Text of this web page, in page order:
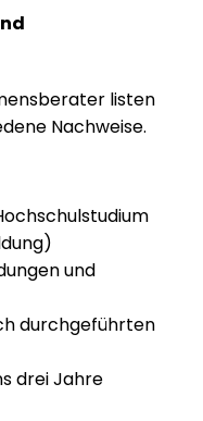
listen
Nachweise.
und
durchgeführten
drei Jahre